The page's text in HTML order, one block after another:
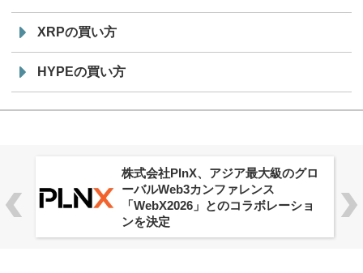
XRPの買い方
HYPEの買い方
株式会社PlnX、アジア最大級のグロ
ーバルWeb3カンファレンス
「WebX2026」とのコラボレーショ
ンを決定